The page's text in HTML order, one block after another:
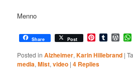
Menno
Share Post Pinterest
Tumblr
Posted in Alzheimer,Karin Hillebrand |
media,Mist,video |4 Replies